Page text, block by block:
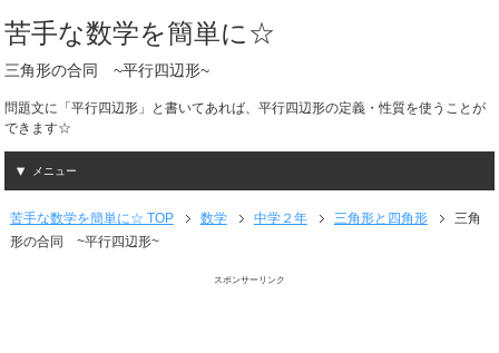
苦手な数学を簡単に☆
三角形の合同 ~平行四辺形~
問題文に「平行四辺形」と書いてあれば、平行四辺形の定義・性質を使うことが
できます☆
メニュー
苦手な数学を簡単に☆ TOP 数学 中学２年 三角形と四角形
三角
形の合同 ~平行四辺形~
スポンサーリンク